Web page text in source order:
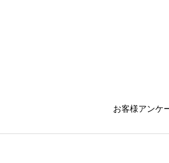
お客様アンケ